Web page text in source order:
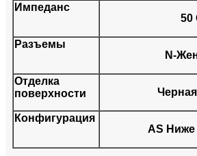
Импеданс
50
Разъемы
N-
Отделка
поверхности
Конфигурация
AS Ниже